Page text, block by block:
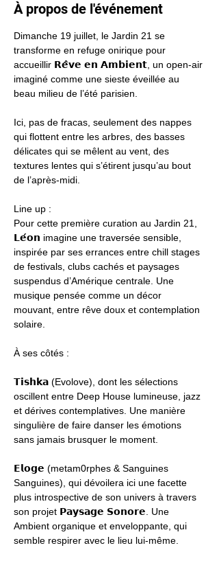
À propos de l'événement
Dimanche 19 juillet, le Jardin 21 se
transforme en refuge onirique pour
accueillir 𝗥𝗲̂𝘃𝗲 𝗲𝗻 𝗔𝗺𝗯𝗶𝗲𝗻𝘁, un open-air
imaginé comme une sieste éveillée au
beau milieu de l’été parisien.
Ici, pas de fracas, seulement des nappes
qui flottent entre les arbres, des basses
délicates qui se mêlent au vent, des
textures lentes qui s’étirent jusqu’au bout
de l’après-midi.
Line up :
Pour cette première curation au Jardin 21,
𝗟𝗲́𝗼𝗻 imagine une traversée sensible,
inspirée par ses errances entre chill stages
de festivals, clubs cachés et paysages
suspendus d’Amérique centrale. Une
musique pensée comme un décor
mouvant, entre rêve doux et contemplation
solaire.
À ses côtés :
𝗧𝗶𝘀𝗵𝗸𝗮 (Evolove), dont les sélections
oscillent entre Deep House lumineuse, jazz
et dérives contemplatives. Une manière
singulière de faire danser les émotions
sans jamais brusquer le moment.
𝗘𝗹𝗼𝗴𝗲 (metam0rphes & Sanguines
Sanguines), qui dévoilera ici une facette
plus introspective de son univers à travers
son projet 𝗣𝗮𝘆𝘀𝗮𝗴𝗲 𝗦𝗼𝗻𝗼𝗿𝗲. Une
Ambient organique et enveloppante, qui
semble respirer avec le lieu lui-même.